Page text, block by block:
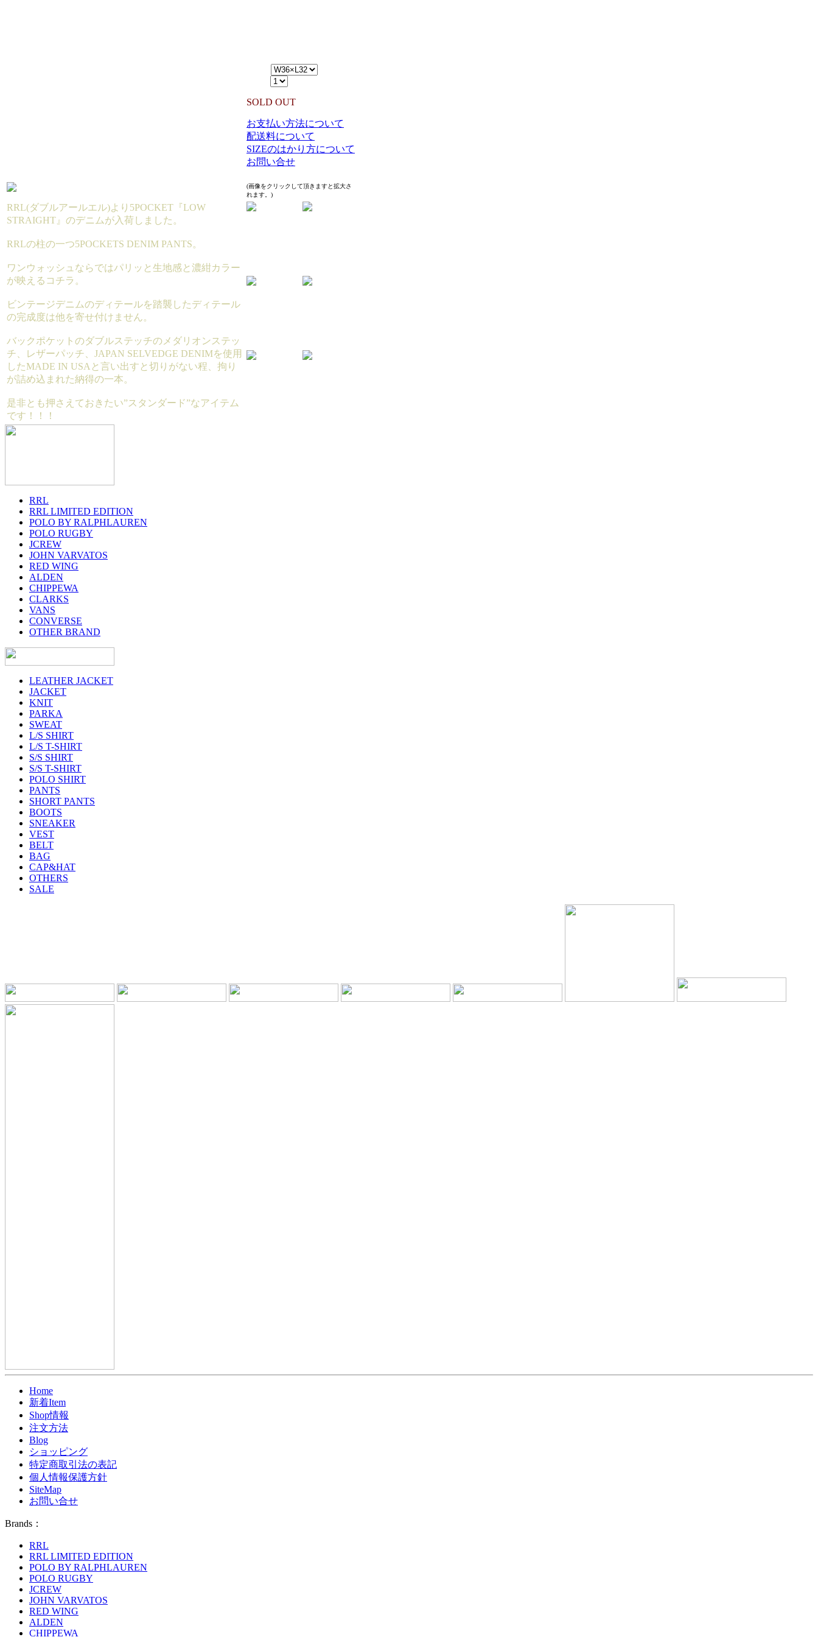
SOLD OUT
お支払い方法について
配送料について
SIZEのはかり方について
お問い合せ
(画像をクリックして頂きますと拡大さ
れます。)
RRL(ダブルアールエル)より5POCKET『LOW
STRAIGHT』のデニムが入荷しました。
RRLの柱の一つ5POCKETS DENIM PANTS。
ワンウォッシュならではパリッと生地感と濃紺カラー
が映えるコチラ。
ビンテージデニムのディテールを踏襲したディテール
の完成度は他を寄せ付けません。
バックポケットのダブルステッチのメダリオンステッ
チ、レザーパッチ、JAPAN SELVEDGE DENIMを使用
したMADE IN USAと言い出すと切りがない程、拘り
が詰め込まれた納得の一本。
是非とも押さえておきたい”スタンダード”なアイテム
です！！！
RRL
RRL LIMITED EDITION
POLO BY RALPHLAUREN
POLO RUGBY
JCREW
JOHN VARVATOS
RED WING
ALDEN
CHIPPEWA
CLARKS
VANS
CONVERSE
OTHER BRAND
LEATHER JACKET
JACKET
KNIT
PARKA
SWEAT
L/S SHIRT
L/S T-SHIRT
S/S SHIRT
S/S T-SHIRT
POLO SHIRT
PANTS
SHORT PANTS
BOOTS
SNEAKER
VEST
BELT
BAG
CAP&HAT
OTHERS
SALE
Home
新着Item
Shop情報
注文方法
Blog
ショッピング
特定商取引法の表記
個人情報保護方針
SiteMap
お問い合せ
Brands：
RRL
RRL LIMITED EDITION
POLO BY RALPHLAUREN
POLO RUGBY
JCREW
JOHN VARVATOS
RED WING
ALDEN
CHIPPEWA